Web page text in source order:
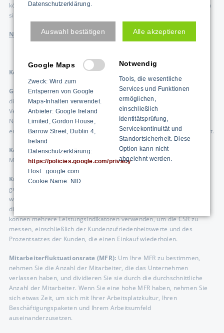
können Sie besser nachvollziehen, welche für Ihre Branche spezifisch
sind und welche nicht von Nutzen sind.
Nur was Sie messen, können Sie auch managen.
Key Performance Indicator - Beispiele und Definitionen
Gewinn:Das versteht sich von selbst, ist aber dennoch wichtig, da
dies einer der wichtigsten Leistungsindikatoren auf dem Markt ist.
Vergessen Sie nicht, sowohl die Brutto- als auch die
Nettogewinnspanne zu analysieren, um besser zu verstehen, wie
erfolgreich Ihr Unternehmen bei der Erzielung einer hohen Rendite ist.
Kosten:Messen Sie die Kosteneffizienz und finden Sie die besten
Möglichkeiten, um Ihre Kosten zu senken und zu verwalten.
Kundenzufriedenheit OTIF / PPM:
ganz einfach: Machen Sie den Kunden glücklich und er wird auch
weiterhin Ihr Kunde sein. Viele Firmen argumentieren jedoch, dass
dies mehr für den Shareholder Value als für die Kunden selbst ist. Sie
können mehrere Leistungsindikatoren verwenden, um die CSR zu
messen, einschließlich der Kundenzufriedenheitswerte und des
Prozentsatzes der Kunden, die einen Einkauf wiederholen.
Mitarbeiterfluktuationsrate (MFR): Um Ihre MFR zu bestimmen,
nehmen Sie die Anzahl der Mitarbeiter, die das Unternehmen
verlassen haben, und dividieren Sie sie durch die durchschnittliche
Anzahl der Mitarbeiter. Wenn Sie eine hohe MFR haben, nehmen Sie
sich etwas Zeit, um sich mit Ihrer Arbeitsplatzkultur, Ihren
Beschäftigungspaketen und Ihrem Arbeitsumfeld
auseinanderzusetzen.
Datenschutzerklärung.
Auswahl bestätigen Alle akzeptieren
Google Maps
Zweck: Wird zum
Entsperren von Google
Maps-Inhalten verwendet.
Anbieter: Google Ireland
Limited, Gordon House,
Barrow Street, Dublin 4,
Ireland
Datenschutzerklärung:
https://policies.google.com/privacy
Host: .google.com
Cookie Name: NID
Notwendig
Tools, die wesentliche
Services und Funktionen
ermöglichen,
einschließlich
Identitätsprüfung,
Servicekontinuität und
Standortsicherheit. Diese
Option kann nicht
abgelehnt werden.